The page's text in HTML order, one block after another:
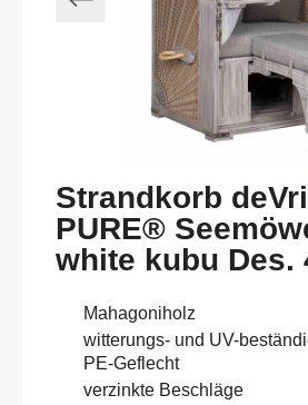
Strandkorb
PURE®
white kubu Des.
Mahagoniholz
witterungs- und UV-
PE-Geflecht
verzinkte Beschläge